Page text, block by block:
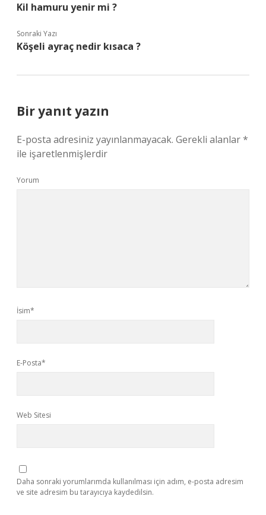
Kil hamuru yenir mi ?
Sonraki Yazı
Köşeli ayraç nedir kısaca ?
Bir yanıt yazın
E-posta adresiniz yayınlanmayacak. Gerekli alanlar*
ile işaretlenmişlerdir
Yorum
İsim*
E-Posta*
Web Sitesi
Daha sonraki yorumlarımda kullanılması için adım, e-posta adresim
ve site adresim bu tarayıcıya kaydedilsin.